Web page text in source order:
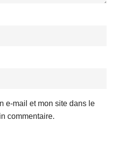
e-mail et mon site dans le
commentaire.